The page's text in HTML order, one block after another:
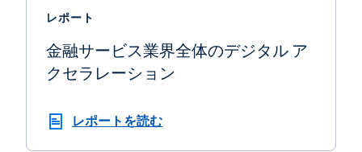
レポート
金融サービス業界全体のデジタル ア
クセラレーション
レポートを読む